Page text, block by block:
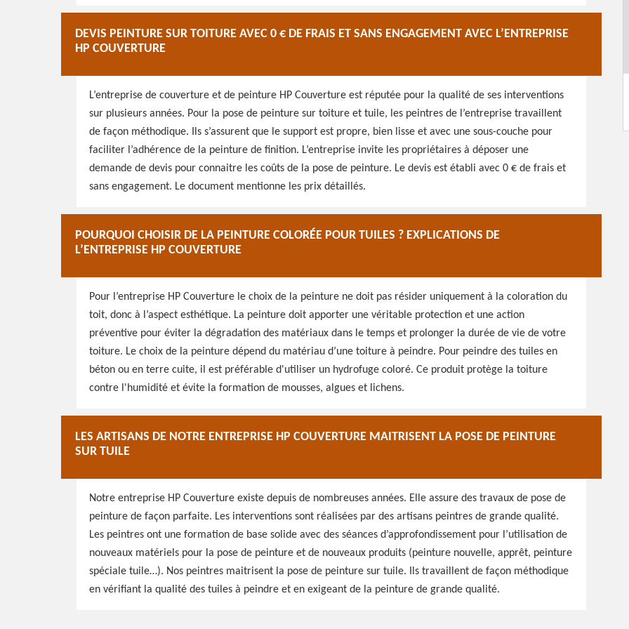
DEVIS PEINTURE SUR TOITURE AVEC 0 € DE FRAIS ET SANS ENGAGEMENT AVEC L’ENTREPRISE
HP COUVERTURE
L’entreprise de couverture et de peinture HP Couverture est réputée pour la qualité de ses interventions
sur plusieurs années. Pour la pose de peinture sur toiture et tuile, les peintres de l’entreprise travaillent
de façon méthodique. Ils s’assurent que le support est propre, bien lisse et avec une sous-couche pour
faciliter l’adhérence de la peinture de finition. L’entreprise invite les propriétaires à déposer une
demande de devis pour connaitre les coûts de la pose de peinture. Le devis est établi avec 0 € de frais et
sans engagement. Le document mentionne les prix détaillés.
POURQUOI CHOISIR DE LA PEINTURE COLORÉE POUR TUILES ? EXPLICATIONS DE
L’ENTREPRISE HP COUVERTURE
Pour l’entreprise HP Couverture le choix de la peinture ne doit pas résider uniquement à la coloration du
toit, donc à l’aspect esthétique. La peinture doit apporter une véritable protection et une action
préventive pour éviter la dégradation des matériaux dans le temps et prolonger la durée de vie de votre
toiture. Le choix de la peinture dépend du matériau d’une toiture à peindre. Pour peindre des tuiles en
béton ou en terre cuite, il est préférable d'utiliser un hydrofuge coloré. Ce produit protège la toiture
contre l'humidité et évite la formation de mousses, algues et lichens.
LES ARTISANS DE NOTRE ENTREPRISE HP COUVERTURE MAITRISENT LA POSE DE PEINTURE
SUR TUILE
Notre entreprise HP Couverture existe depuis de nombreuses années. Elle assure des travaux de pose de
peinture de façon parfaite. Les interventions sont réalisées par des artisans peintres de grande qualité.
Les peintres ont une formation de base solide avec des séances d’approfondissement pour l’utilisation de
nouveaux matériels pour la pose de peinture et de nouveaux produits (peinture nouvelle, apprêt, peinture
spéciale tuile…). Nos peintres maitrisent la pose de peinture sur tuile. Ils travaillent de façon méthodique
en vérifiant la qualité des tuiles à peindre et en exigeant de la peinture de grande qualité.